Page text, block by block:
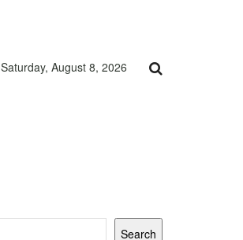
Saturday, August 8, 2026
Search